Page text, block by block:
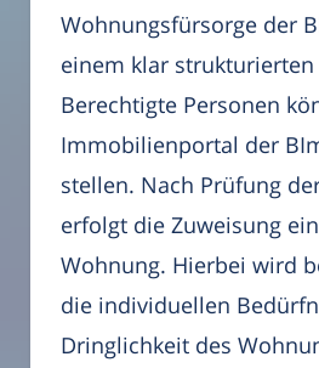
Wohnungsfürsorge der
einem klar strukturierten
Berechtigte Personen
Immobilienportal der
stellen. Nach Prüfung
erfolgt die Zuweisung
Wohnung. Hierbei wird
die individuellen
Dringlichkeit des